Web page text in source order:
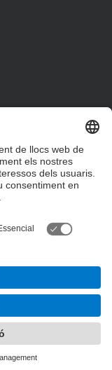
privadesa